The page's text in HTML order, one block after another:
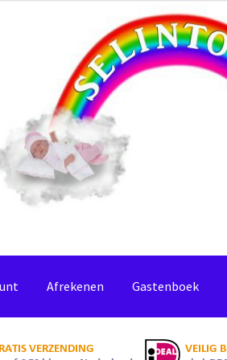
Afrekenen Gastenboek